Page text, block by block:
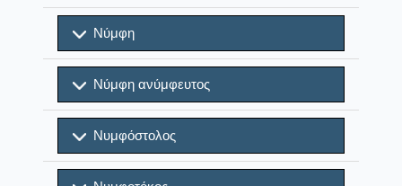
Νύμφη
Νύμφη ανύμφευτος
Νυμφόστολος